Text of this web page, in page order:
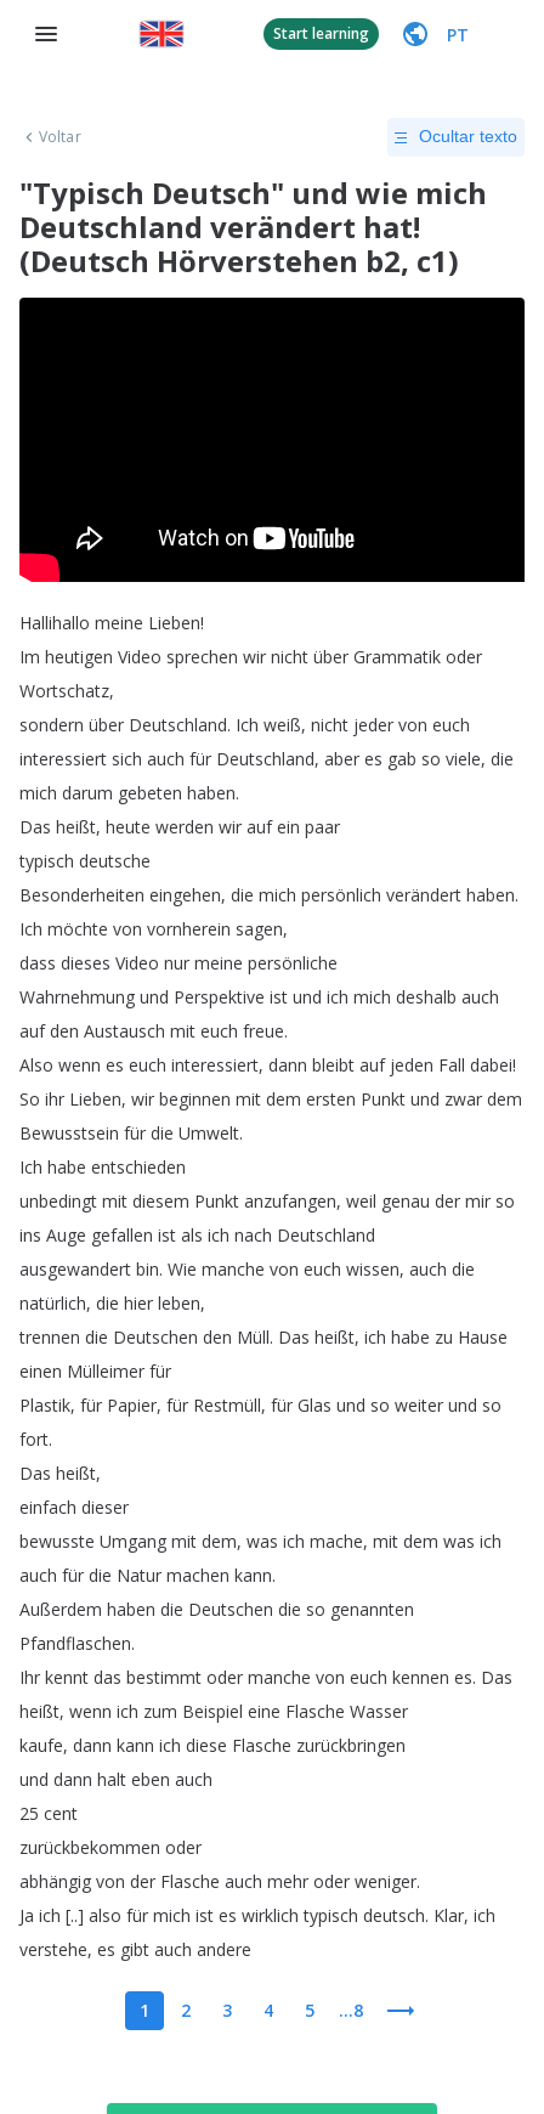
Start learning PT
Voltar Ocultar texto
"Typisch Deutsch" und wie mich
Deutschland verändert hat!
(Deutsch Hörverstehen b2, c1)
Hallihallo meine Lieben!
Im heutigen Video sprechen wir nicht über Grammatik oder
Wortschatz,
sondern über Deutschland. Ich weiß, nicht jeder von euch
interessiert sich auch für Deutschland, aber es gab so viele, die
mich darum gebeten haben.
Das heißt, heute werden wir auf ein paar
typisch deutsche
Besonderheiten eingehen, die mich persönlich verändert haben.
Ich möchte von vornherein sagen,
dass dieses Video nur meine persönliche
Wahrnehmung und Perspektive ist und ich mich deshalb auch
auf den Austausch mit euch freue.
Also wenn es euch interessiert, dann bleibt auf jeden Fall dabei!
So ihr Lieben, wir beginnen mit dem ersten Punkt und zwar dem
Bewusstsein für die Umwelt.
Ich habe entschieden
unbedingt mit diesem Punkt anzufangen, weil genau der mir so
ins Auge gefallen ist als ich nach Deutschland
ausgewandert bin. Wie manche von euch wissen, auch die
natürlich, die hier leben,
trennen die Deutschen den Müll. Das heißt, ich habe zu Hause
einen Mülleimer für
Plastik, für Papier, für Restmüll, für Glas und so weiter und so
fort.
Das heißt,
einfach dieser
bewusste Umgang mit dem, was ich mache, mit dem was ich
auch für die Natur machen kann.
Außerdem haben die Deutschen die so genannten
Pfandflaschen.
Ihr kennt das bestimmt oder manche von euch kennen es. Das
heißt, wenn ich zum Beispiel eine Flasche Wasser
kaufe, dann kann ich diese Flasche zurückbringen
und dann halt eben auch
25 cent
zurückbekommen oder
abhängig von der Flasche auch mehr oder weniger.
Ja ich [..] also für mich ist es wirklich typisch deutsch. Klar, ich
verstehe, es gibt auch andere
1 2 3 4 5 ...8